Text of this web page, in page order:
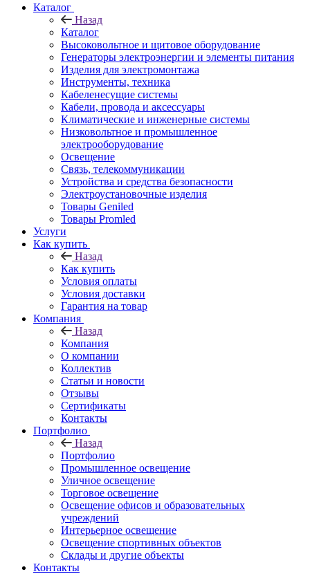
Каталог
Назад
Каталог
Высоковольтное и щитовое оборудование
Генераторы электроэнергии и элементы питания
Изделия для электромонтажа
Инструменты, техника
Кабеленесущие системы
Кабели, провода и аксессуары
Климатические и инженерные системы
Низковольтное и промышленное
электрооборудование
Освещение
Связь, телекоммуникации
Устройства и средства безопасности
Электроустановочные изделия
Товары Geniled
Товары Promled
Услуги
Как купить
Назад
Как купить
Условия оплаты
Условия доставки
Гарантия на товар
Компания
Назад
Компания
О компании
Коллектив
Статьи и новости
Отзывы
Сертификаты
Контакты
Портфолио
Назад
Портфолио
Промышленное освещение
Уличное освещение
Торговое освещение
Освещение офисов и образовательных
учреждений
Интерьерное освещение
Освещение спортивных объектов
Склады и другие объекты
Контакты